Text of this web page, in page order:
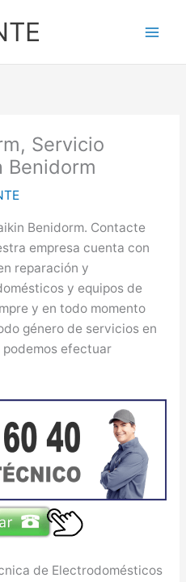
Servicio
Benidorm
Benidorm. Contacte
empresa cuenta con
reparación y
y equipos de
y en todo momento
género de servicios en
efectuar
de Electrodomésticos